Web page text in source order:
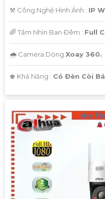
⚒ Công Nghệ Hình Ảnh : IP
🌈 Tầm Nhìn Ban Đêm : Full
🌧️ Camera Dòng Xoay 360.
️♚ Khả Năng : Có Đèn Còi